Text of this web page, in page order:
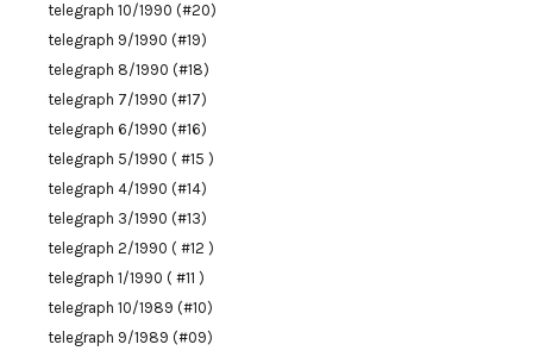
telegraph 10/1990 (#20)
telegraph 9/1990 (#19)
telegraph 8/1990 (#18)
telegraph 7/1990 (#17)
telegraph 6/1990 (#16)
telegraph 5/1990 ( #15 )
telegraph 4/1990 (#14)
telegraph 3/1990 (#13)
telegraph 2/1990 ( #12 )
telegraph 1/1990 ( #11 )
telegraph 10/1989 (#10)
telegraph 9/1989 (#09)